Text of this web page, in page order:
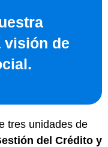
visión de
tres unidades de
del Crédito y